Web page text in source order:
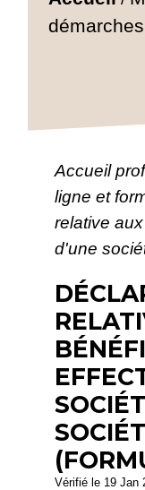
démarches
Accueil
ligne et
relative
d'une
Vérifié le 19 Jan